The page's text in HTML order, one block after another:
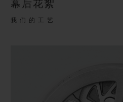
幕后花絮
我们的工艺